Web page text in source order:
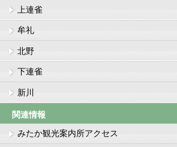
上連雀
牟礼
北野
下連雀
新川
関連情報
みたか観光案内所アクセス